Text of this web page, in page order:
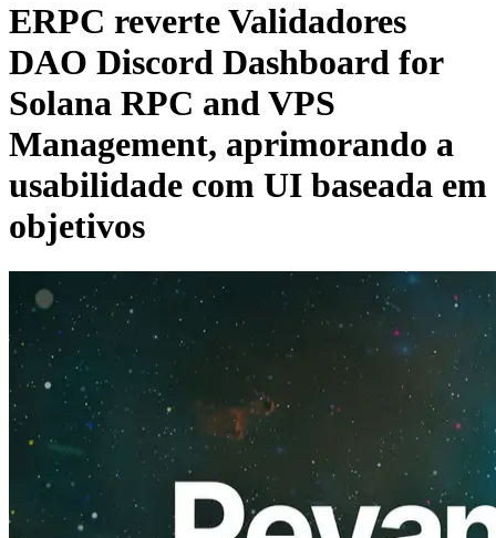
ERPC reverte Validadores
DAO Discord Dashboard for
Solana RPC and VPS
Management, aprimorando a
usabilidade com UI baseada em
objetivos